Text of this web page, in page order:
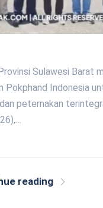
Sulawesi Barat
Pokphand Indonesia
peternakan
reading